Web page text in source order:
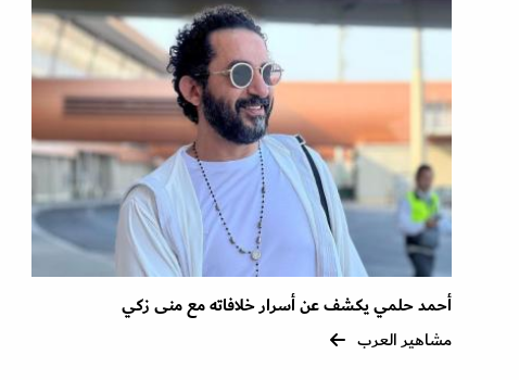
أحمد حلمي يكشف عن أسرار خلافاته مع منى زكي
مشاهير العرب